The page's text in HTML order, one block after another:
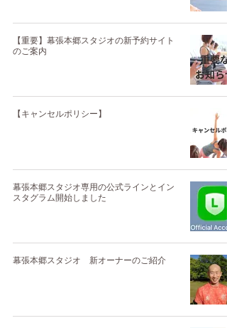
【重要】幕張本郷スタジオの新予約サイト
のご案内
【キャンセルポリシー】
幕張本郷スタジオ専用の公式ラインとイン
スタグラム開始しました
幕張本郷スタジオ 新オーナーのご紹介